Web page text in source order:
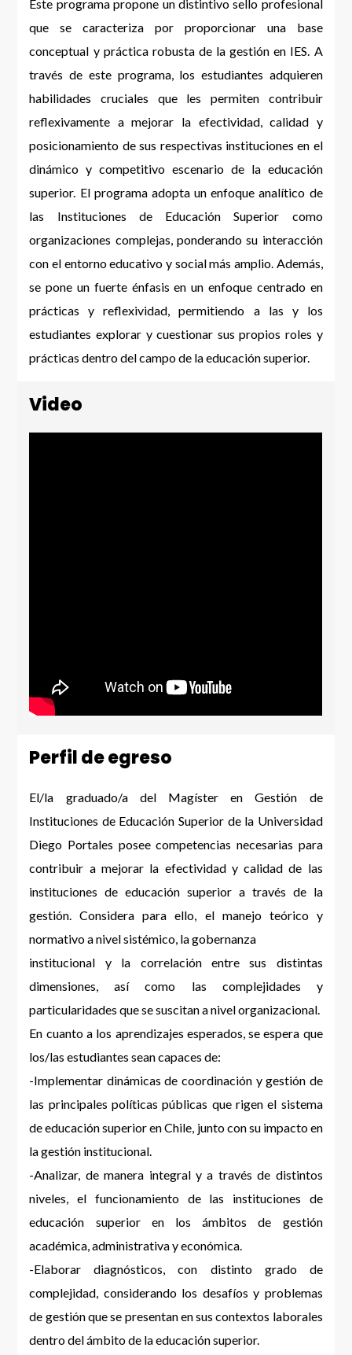
Este programa propone un distintivo sello profesional
que se caracteriza por proporcionar una base
conceptual y práctica robusta de la gestión en IES. A
través de este programa, los estudiantes adquieren
habilidades cruciales que les permiten contribuir
reflexivamente a mejorar la efectividad, calidad y
posicionamiento de sus respectivas instituciones en el
dinámico y competitivo escenario de la educación
superior. El programa adopta un enfoque analítico de
las Instituciones de Educación Superior como
organizaciones complejas, ponderando su interacción
con el entorno educativo y social más amplio. Además,
se pone un fuerte énfasis en un enfoque centrado en
prácticas y reflexividad, permitiendo a las y los
estudiantes explorar y cuestionar sus propios roles y
prácticas dentro del campo de la educación superior.
Video
Perfil de egreso
El/la graduado/a del Magíster en Gestión de
Instituciones de Educación Superior de la Universidad
Diego Portales posee competencias necesarias para
contribuir a mejorar la efectividad y calidad de las
instituciones de educación superior a través de la
gestión. Considera para ello, el manejo teórico y
normativo a nivel sistémico, la gobernanza
institucional y la correlación entre sus distintas
dimensiones, así como las complejidades y
particularidades que se suscitan a nivel organizacional.
En cuanto a los aprendizajes esperados, se espera que
los/las estudiantes sean capaces de:
-Implementar dinámicas de coordinación y gestión de
las principales políticas públicas que rigen el sistema
de educación superior en Chile, junto con su impacto en
la gestión institucional.
-Analizar, de manera integral y a través de distintos
niveles, el funcionamiento de las instituciones de
educación superior en los ámbitos de gestión
académica, administrativa y económica.
-Elaborar diagnósticos, con distinto grado de
complejidad, considerando los desafíos y problemas
de gestión que se presentan en sus contextos laborales
dentro del ámbito de la educación superior.